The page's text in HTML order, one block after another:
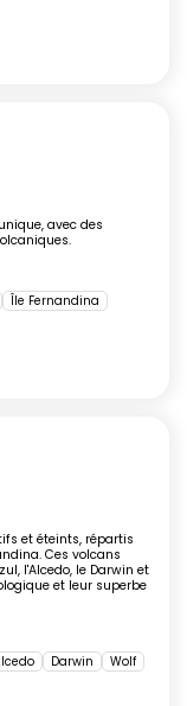
et Bartolomé)
Dauphins, otaries
route des visiteurs
de tortues ou la
terre et
comme des
avec requins-
passionnés de
dans des eaux
ou Isabela.
Negracroise
avec des
Île Fernandina
et éteints, répartis
Ces volcans
l'Alcedo, le Darwin et
et leur superbe
Darwin Wolf